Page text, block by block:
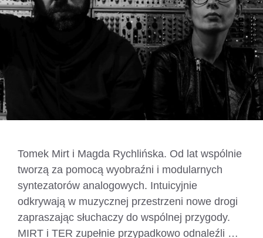
Tomek Mirt i Magda Rychlińska. Od lat wspólnie
tworzą za pomocą wyobraźni i modularnych
syntezatorów analogowych. Intuicyjnie
odkrywają w muzycznej przestrzeni nowe drogi
zapraszając słuchaczy do wspólnej przygody.
MIRT i TER zupełnie przypadkowo odnaleźli …